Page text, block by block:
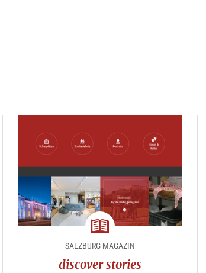
magazine
SALZBURG MAGAZIN
discover stories